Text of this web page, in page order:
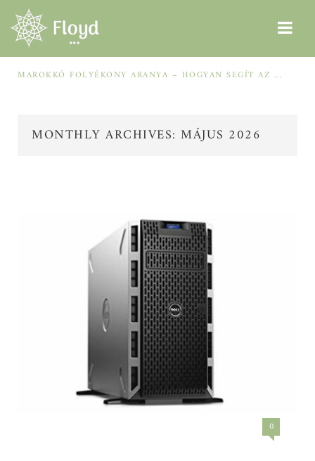
MAROKKÓ FOLYÉKONY ARANYA – HOGYAN SEGÍT AZ ARGÁNOLAJ A SZÁRAZ, MEGVISELT TINCSEKEN?
MONTHLY ARCHIVES: MÁJUS 2026
0